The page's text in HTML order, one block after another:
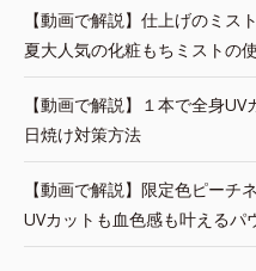
【動画で解説】仕上げのミス
夏大人気の化粧もちミストの
【動画で解説】１本で全身
日焼け対策方法
【動画で解説】限定色ピーチ
UVカットも血色感も叶えるパ